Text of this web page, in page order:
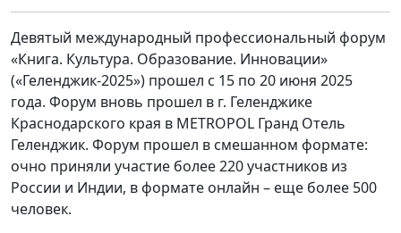
Девятый международный профессиональный форум
«Книга. Культура. Образование. Инновации»
(«Геленджик-2025») прошел с 15 по 20 июня 2025
года. Форум вновь прошел в г. Геленджике
Краснодарского края в METROPOL Гранд Отель
Геленджик. Форум прошел в смешанном формате:
очно приняли участие более 220 участников из
России и Индии, в формате онлайн – еще более 500
человек.